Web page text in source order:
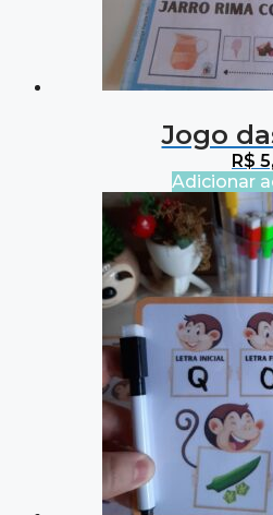
Jogo
R$
Adicionar